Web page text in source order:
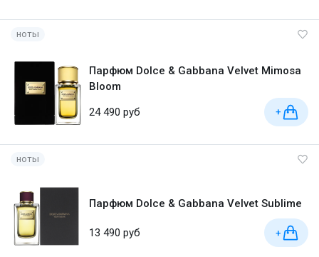
ноты
Парфюм Dolce & Gabbana Velvet Mimosa
Bloom
24 490 руб
+
ноты
Парфюм Dolce & Gabbana Velvet Sublime
13 490 руб +